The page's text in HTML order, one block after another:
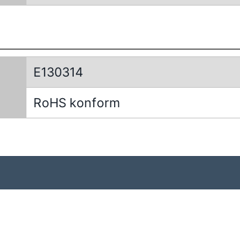
E130314
RoHS konform